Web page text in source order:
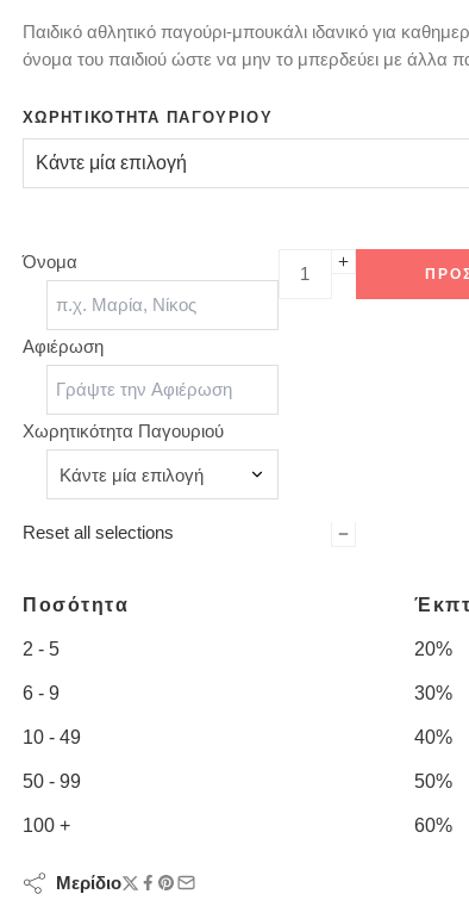
Παιδικό αθλητικό παγούρι-μπουκάλι ιδανικό για
όνομα του παιδιού ώστε να μην το μπερδεύει με άλλα
ΧΩΡΗΤΙΚΌΤΗΤΑ ΠΑΓΟΥΡΙΟΎ
Όνομα
Αφιέρωση
Χωρητικότητα Παγουριού
Reset all selections
Ποσότητα
2 - 5 20%
6 - 9 30%
10 - 49 40%
50 - 99 50%
100 + 60%
Μερίδιο